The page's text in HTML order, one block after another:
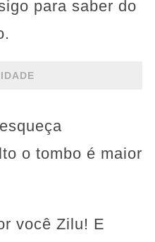
para saber do
o tombo é maior
você Zilu! E